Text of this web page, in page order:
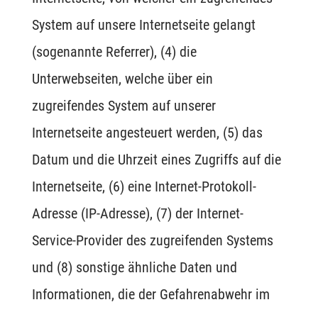
System auf unsere Internetseite gelangt
(sogenannte Referrer), (4) die
Unterwebseiten, welche über ein
zugreifendes System auf unserer
Internetseite angesteuert werden, (5) das
Datum und die Uhrzeit eines Zugriffs auf die
Internetseite, (6) eine Internet-Protokoll-
Adresse (IP-Adresse), (7) der Internet-
Service-Provider des zugreifenden Systems
und (8) sonstige ähnliche Daten und
Informationen, die der Gefahrenabwehr im